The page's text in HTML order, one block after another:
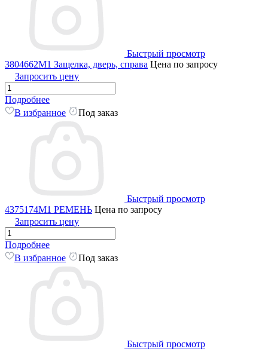
Быстрый просмотр
3804662M1 Защелка, дверь, справа Цена по запросу
Запросить цену
Подробнее
В избранное
Под заказ
Быстрый просмотр
4375174M1 РЕMЕНЬ Цена по запросу
Запросить цену
Подробнее
В избранное
Под заказ
Быстрый просмотр